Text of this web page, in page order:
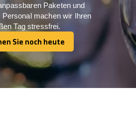
Paketen und
Personal machen wir Ihren
Tag stressfrei.
Sie noch heute
Sie noch heute